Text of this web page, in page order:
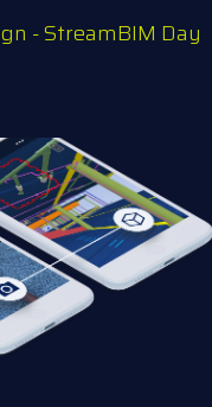
- StreamBIM Day